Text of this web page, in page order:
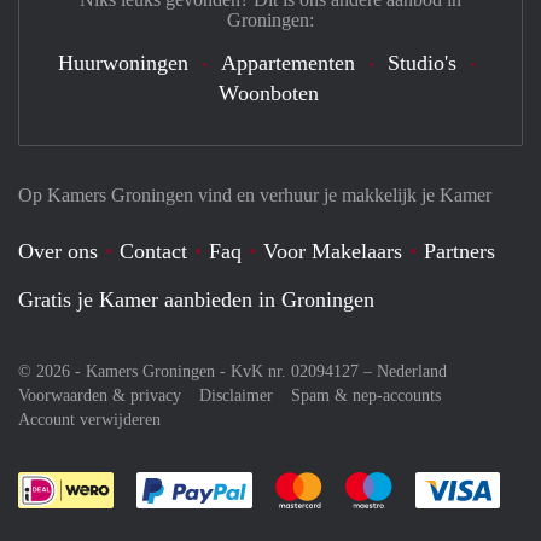
Op Kamers Groningen vind en verhuur je makkelijk je Kamer
Over ons Contact Faq Voor Makelaars
Partners
Gratis je Kamer aanbieden in Groningen
© 2026 - Kamers Groningen - KvK nr. 02094127 – Nederland
Voorwaarden & privacy
Disclaimer
Spam & nep-accounts
Account verwijderen
Je rekent gemakkelijk af met Paypal
Je rekent gemakkelijk af met
Je rekent
Groningen:
Huurwoningen Appartementen
Studio's
Woonboten